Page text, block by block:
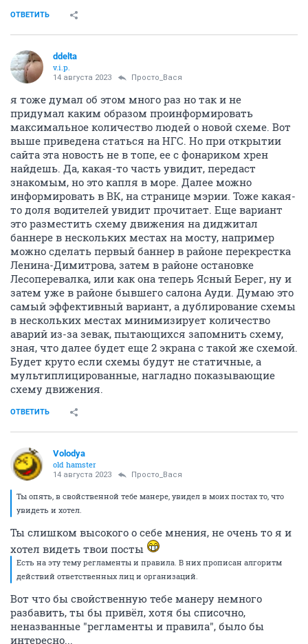
ОТВЕТИТЬ
ddelta
v.i.p.
14 августа 2023 Просто_Вася
я тоже думал об этом много раз но так и не
придумал каким образом проинформировать
максимальное количество людей о новой схеме. Вот
выше приведена статься на НГС. Но при открытии
сайта эта новость не в топе, ее с фонариком хрен
найдешь. Да, какая-то часть увидит, передаст
знакомым, но это капля в море. Далее можно
информировать в ВК, на странице мэрии. Тоже какая-
то доля водителей увидит прочитает. Еще вариант
это разместить схему движения на диджитал
баннере в нескольких местах на мосту, например
можно сделать первый баннер в районе перекрестка
Ленина-Димитрова, затем в районе остановке
Лесоперевалка, или как она теперь Ясный Берег, ну и
затем уже в районе бывшего салона Ауди. Думаю это
самый эффективный вариант, а дублирование схемы
в нескольких местах минимизирует количество
аварий из-за зевак, пытающихся запомнить схему,
зная, что далее будет еще 2 экрана с такой же схемой.
Будет круто если схемы будут не статичные, а
мультиплицированные, нагладно показывающие
схему движения.
ОТВЕТИТЬ
Volodya
old hamster
14 августа 2023 Просто_Вася
Ты опять, в свойственной тебе манере, увидел в моих постах то, что
увидеть и хотел.
Ты слишком высокого о себе мнения, не очень то я и
хотел видеть твои посты
Есть на эту тему регламенты и правила. В них прописан алгоритм
действий ответственных лиц и организаций.
Вот что бы свойственную тебе манеру немного
разбавить, ты бы привёл, хотя бы списочно,
неназванные "регламенты и правила", было бы
интересно...